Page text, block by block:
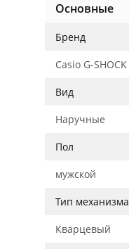
Основные
Бренд
Casio G-SHOCK
Вид
Наручные
Пол
мужской
Тип механизма
Кварцевый